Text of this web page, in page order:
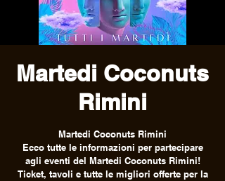
Martedi Coconuts
Rimini
Martedi Coconuts Rimini
Ecco tutte le informazioni per partecipare
agli eventi del Martedi Coconuts Rimini!
Ticket, tavoli e tutte le migliori offerte per la